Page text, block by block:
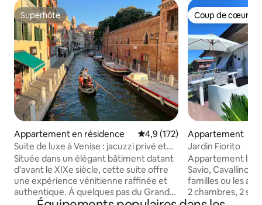
Superhôte
Superhôte
Appartement en résidence Évaluation moyenne sur la
4,9 (172)
Suite de luxe à Venise : jacuzzi privé et
design
Située dans un élégant bâtiment datant
d'avant le XIXe siècle, cette suite offre
une expérience vénitienne raffinée et
authentique. À quelques pas du Grand
Coup de cœur
Coup de cœur
Appartement
Jardin Fiorito
Appartement
Savio, Cavallino
familles ou les
2 chambres, 2